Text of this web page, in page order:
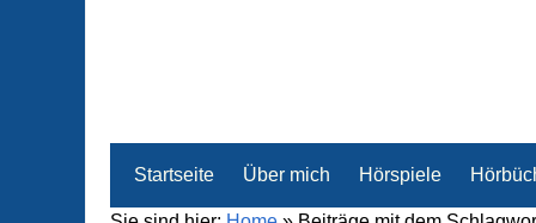
Startseite Über mich Hörspiele